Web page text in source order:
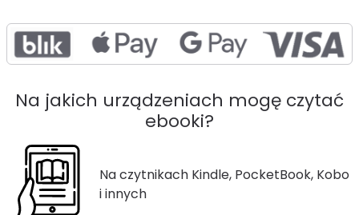
Na jakich urządzeniach mogę czytać
ebooki?
Na czytnikach Kindle, PocketBook, Kobo
i innych